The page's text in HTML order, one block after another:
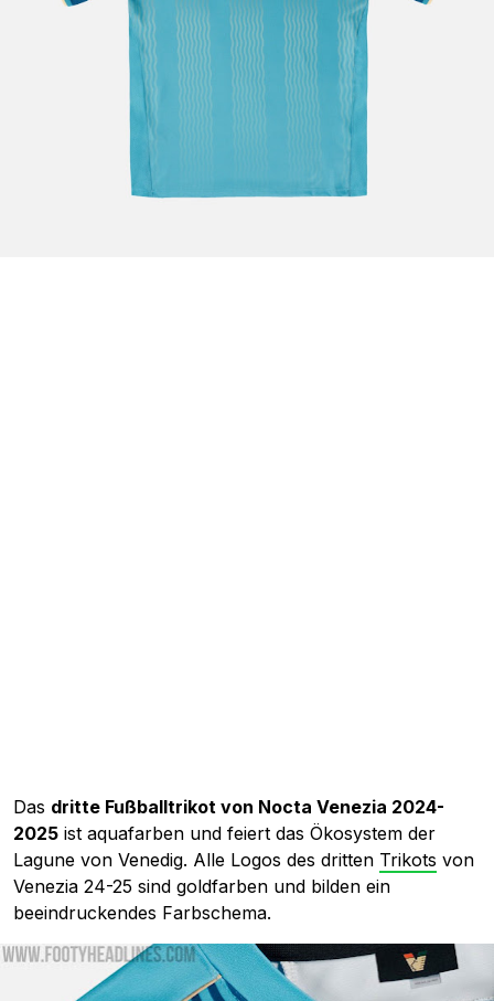
Das dritte Fußballtrikot von Nocta Venezia 2024-
2025 ist aquafarben und feiert das Ökosystem der
Lagune von Venedig. Alle Logos des dritten Trikots von
Venezia 24-25 sind goldfarben und bilden ein
beeindruckendes Farbschema.